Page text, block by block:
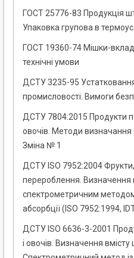
ГОСТ 25776-83 Продукція
Упаковка групова в
ГОСТ 19360-74 Мішки-
технічні умови
ДСТУ 3235-95
промисловості. Вимоги
ДСТУ 7804:2015 Продукти
овочів. Методи визначання
Зміна № 1
ДСТУ ISO 7952:2004 Фрукти,
перероблення. Визначення
спектрометричним
абсорбції (ISO 7952:1994,
ДСТУ ISO 6636-3-2001
і овочів. Визначення